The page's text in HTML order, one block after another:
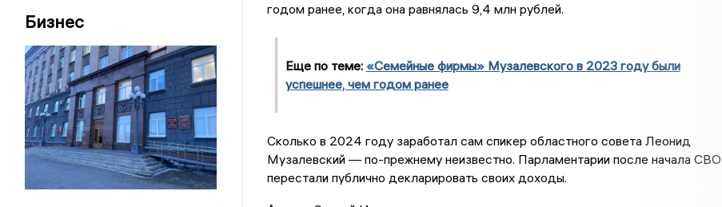
Бизнес
годом ранее, когда она равнялась 9,4 млн рублей.
Еще по теме: «Семейные фирмы» Музалевского в 2023 году были
успешнее, чем годом ранее
Сколько в 2024 году заработал сам спикер областного совета Леонид
Музалевский — по-прежнему неизвестно. Парламентарии после начала СВО
перестали публично декларировать своих доходы.